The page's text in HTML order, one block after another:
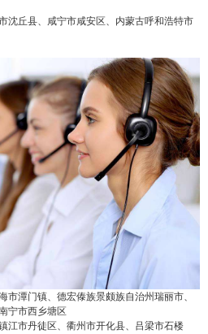
沈丘县、咸宁市咸安区、内蒙古呼和浩特市
市潭门镇、德宏傣族景颇族自治州瑞丽市、
宁市西乡塘区
江市丹徒区、衢州市开化县、吕梁市石楼